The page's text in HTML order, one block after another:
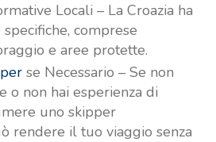
Locali – La Croazia ha
comprese
e aree protette.
se Necessario – Se non
o non hai esperienza di
uno skipper
rendere il tuo viaggio senza